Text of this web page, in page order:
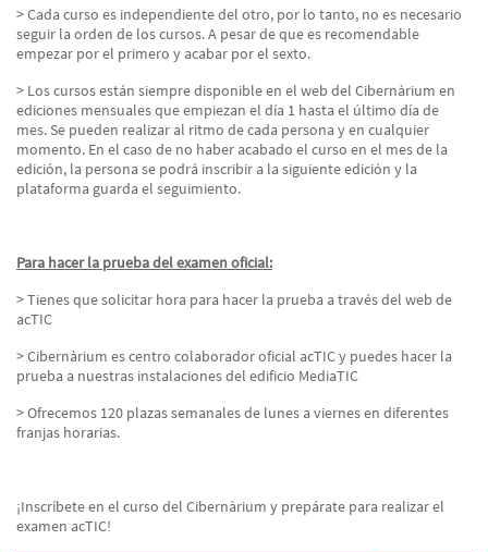
> Cada curso es independiente del otro, por lo tanto, no es necesario
seguir la orden de los cursos. A pesar de que es recomendable
empezar por el primero y acabar por el sexto.
> Los cursos están siempre disponible en el web del Cibernàrium en
ediciones mensuales que empiezan el día 1 hasta el último día de
mes. Se pueden realizar al ritmo de cada persona y en cualquier
momento. En el caso de no haber acabado el curso en el mes de la
edición, la persona se podrá inscribir a la siguiente edición y la
plataforma guarda el seguimiento.
Para hacer la prueba del examen oficial:
> Tienes que solicitar hora para hacer la prueba a través del web de
acTIC
> Cibernàrium es centro colaborador oficial acTIC y puedes hacer la
prueba a nuestras instalaciones del edificio MediaTIC
> Ofrecemos 120 plazas semanales de lunes a viernes en diferentes
franjas horarias.
¡Inscríbete en el curso del Cibernàrium y prepárate para realizar el
examen acTIC!